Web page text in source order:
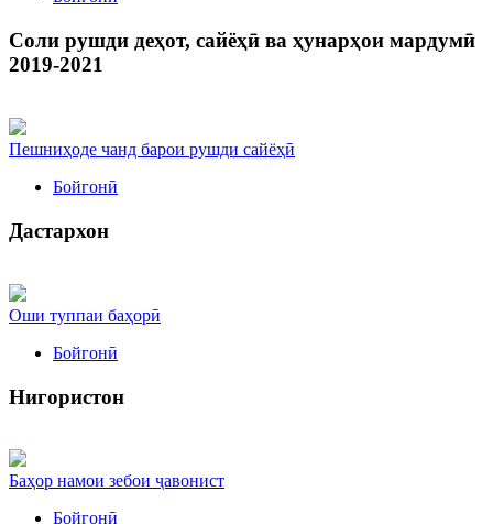
Соли рушди деҳот, сайёҳӣ ва ҳунарҳои мардумӣ
2019-2021
Пешниҳоде чанд барои рушди сайёҳӣ
Бойгонӣ
Дастархон
Оши туппаи баҳорӣ
Бойгонӣ
Нигористон
Баҳор намои зебои ҷавонист
Бойгонӣ